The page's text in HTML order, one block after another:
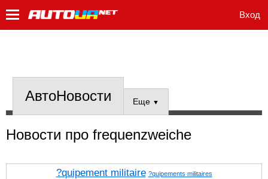
Вход
АвтоНовости Еще ▼
Новости про frequenzweiche
?quipement militaire ?quipements militaires